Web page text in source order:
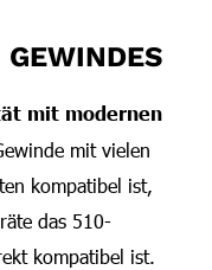
GEWINDES
mit modernen
mit vielen
kompatibel ist,
das 510-
kompatibel ist.